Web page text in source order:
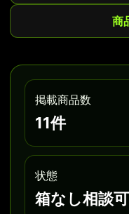
商
掲載商品数
11件
状態
箱なし相談可